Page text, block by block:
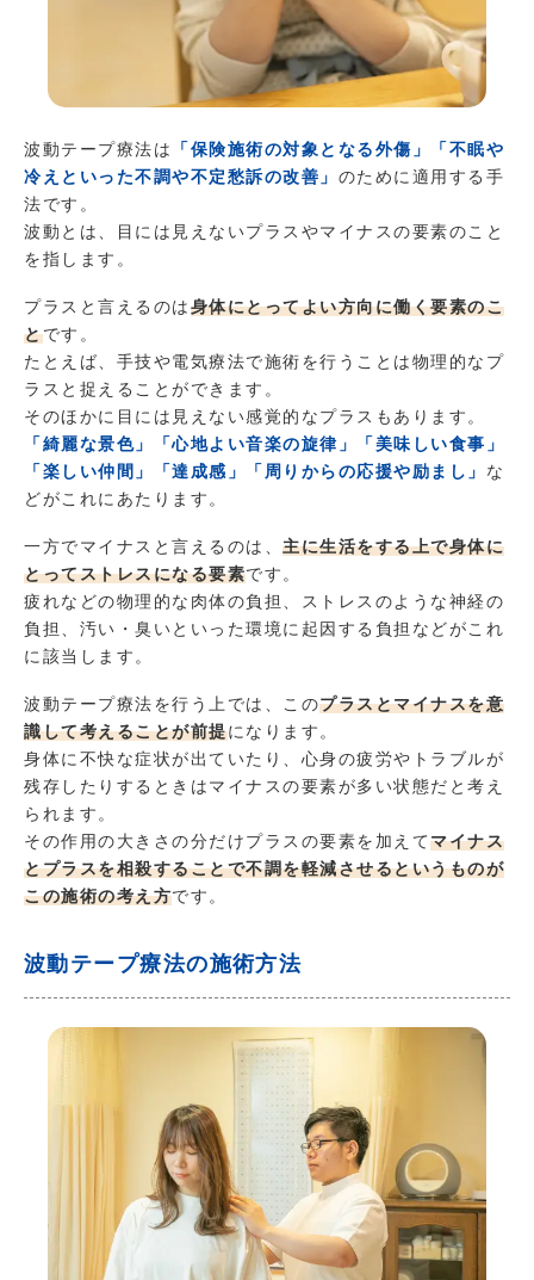
波動テープ療法は
「保険施術の対象となる外傷」「不眠や
冷えといった不調や不定愁訴の改善」 のために適用する手
法です。
波動とは、目には見えないプラスやマイナスの要素のこと
を指します。
プラスと言えるのは身体にとってよい方向に働く要素のこ
とです。
たとえば、手技や電気療法で施術を行うことは物理的なプ
ラスと捉えることができます。
そのほかに目には見えない感覚的なプラスもあります。
「綺麗な景色」「心地よい音楽の旋律」「美味しい食事」
「楽しい仲間」「達成感」「周りからの応援や励まし」 な
どがこれにあたります。
一方でマイナスと言えるのは、 主に生活をする上で身体に
とってストレスになる要素です。
疲れなどの物理的な肉体の負担、ストレスのような神経の
負担、汚い・臭いといった環境に起因する負担などがこれ
に該当します。
波動テープ療法を行う上では、このプラスとマイナスを意
識して考えることが前提になります。
身体に不快な症状が出ていたり、心身の疲労やトラブルが
残存したりするときはマイナスの要素が多い状態だと考え
られます。
その作用の大きさの分だけプラスの要素を加えてマイナス
とプラスを相殺することで不調を軽減させるというものが
この施術の考え方です。
波動テープ療法の施術方法